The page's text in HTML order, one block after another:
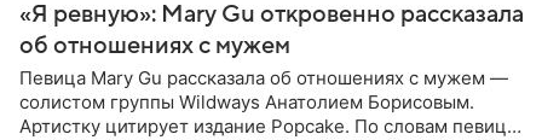
«Я ревную»: Mary Gu откровенно рассказала
об отношениях с мужем
Певица Mary Gu рассказала об отношениях с мужем —
солистом группы Wildways Анатолием Борисовым.
Артистку цитирует издание Popcake. По словам певицы,